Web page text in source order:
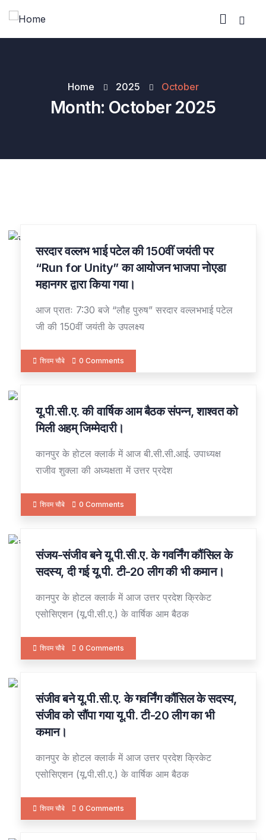
Home 2025 October
Month: October 2025
31
OCT
सरदार वल्लभ भाई पटेल की 150वीं जयंती पर
“Run for Unity” का आयोजन भाजपा नोएडा
महानगर द्वारा किया गया।
आज प्रातः 7:30 बजे “लौह पुरुष” सरदार वल्लभभाई पटेल
जी की 150वीं जयंती के उपलक्ष्य
शिवम चौबे 0 Comments
30
OCT
यू.पी.सी.ए. की वार्षिक आम बैठक संपन्न, शाश्वत को
मिली अहम् जिम्मेदारी।
कानपुर के होटल क्लार्क में आज बी.सी.सी.आई. उपाध्यक्ष
राजीव शुक्ला की अध्यक्षता में उत्तर प्रदेश
शिवम चौबे 0 Comments
30
OCT
संजय-संजीव बने यू.पी.सी.ए. के गवर्निंग कौंसिल के
सदस्य, दी गई यू.पी. टी-20 लीग की भी कमान।
कानपुर के होटल क्लार्क में आज उत्तर प्रदेश क्रिकेट
एसोसिएशन (यू.पी.सी.ए.) के वार्षिक आम बैठक
शिवम चौबे 0 Comments
30
OCT
संजीव बने यू.पी.सी.ए. के गवर्निंग कौंसिल के सदस्य,
संजीव को सौंपा गया यू.पी. टी-20 लीग का भी
कमान।
कानपुर के होटल क्लार्क में आज उत्तर प्रदेश क्रिकेट
एसोसिएशन (यू.पी.सी.ए.) के वार्षिक आम बैठक
शिवम चौबे 0 Comments